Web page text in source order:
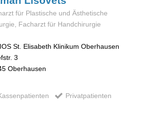
für Plastische und Ästhetische
Facharzt für Handchirurgie
St. Elisabeth Klinikum Oberhausen
3
Oberhausen
Privatpatienten